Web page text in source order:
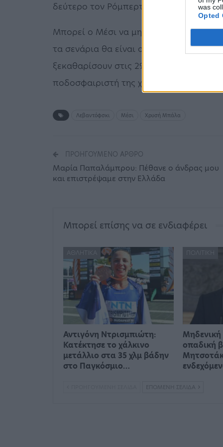
was
Opted
δεύτερο τον Ρόμπερτ Λεβαντόφκσι.
Μπορεί ο Μέσι να μην έχει ξεκινήσει
τα σενάρια θα είναι ο φετινός νικητής
ξεκαθαρίσουν στις 29 του μήνα όπου
ποδοσφαιριστή της χρονιάς.
Λεβαντόφσκι Μέσι Χρυσή Μπάλα
ΠΡΟΗΓΟΎΜΕΝΟ ΆΡΘΡΟ
Μαρία Παπαλάμπρου: Πέθανε ο άνδρας μου
και επιστρέψαμε στην Ελλάδα
Μπορεί επίσης να σε ενδιαφέρει
ΑΘΛΗΤΙΚΆ
Αντιγόνη Ντρισμπιώτη:
Κατέκτησε το χάλκινο
μετάλλιο στα 35 χλμ βάδην
στο Παγκόσμιο…
ΠΟΛΙΤΙΚΉ
οπαδική
ΕΠΌΜΕΝΗ ΣΕΛΊΔΑ